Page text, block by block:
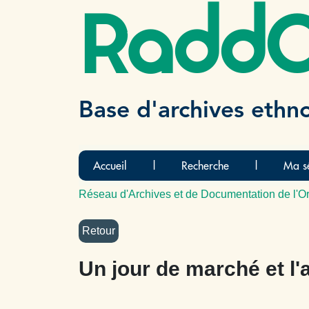
Base d'archives
Accueil Recherche Ma
Réseau d'Archives et de Documentation de
Un jour de marché et